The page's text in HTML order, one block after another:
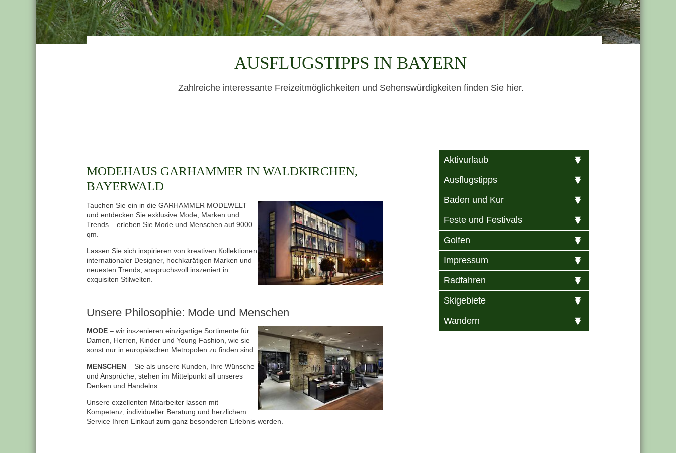
AUSFLUGSTIPPS IN BAYERN
Zahlreiche interessante Freizeitmöglichkeiten und Sehenswürdigkeiten finden Sie hier.
MODEHAUS GARHAMMER IN WALDKIRCHEN,
BAYERWALD
Tauchen Sie ein in die GARHAMMER MODEWELT
und entdecken Sie exklusive Mode, Marken und
Trends – erleben Sie Mode und Menschen auf 9000
qm.
Lassen Sie sich inspirieren von kreativen Kollektionen
internationaler Designer, hochkarätigen Marken und
neuesten Trends, anspruchsvoll inszeniert in
exquisiten Stilwelten.
Unsere Philosophie: Mode und Menschen
MODE – wir inszenieren einzigartige Sortimente für
Damen, Herren, Kinder und Young Fashion, wie sie
sonst nur in europäischen Metropolen zu finden sind.
MENSCHEN – Sie als unsere Kunden, Ihre Wünsche
und Ansprüche, stehen im Mittelpunkt all unseres
Denken und Handelns.
Unsere exzellenten Mitarbeiter lassen mit
Kompetenz, individueller Beratung und herzlichem
Service Ihren Einkauf zum ganz besonderen Erlebnis werden.
Aktivurlaub
Ausflugstipps
Baden und Kur
Feste und Festivals
Golfen
Impressum
Radfahren
Skigebiete
Wandern